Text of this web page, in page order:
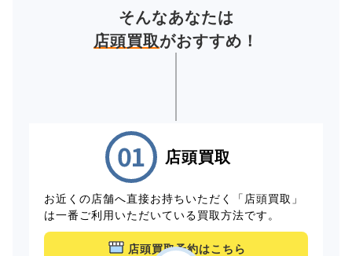
そんなあなたは
店頭買取がおすすめ！
店頭買取
お近くの店舗へ直接お持ちいただく「店頭買取」
は一番ご利用いただいている買取方法です。
店頭買取予約はこちら